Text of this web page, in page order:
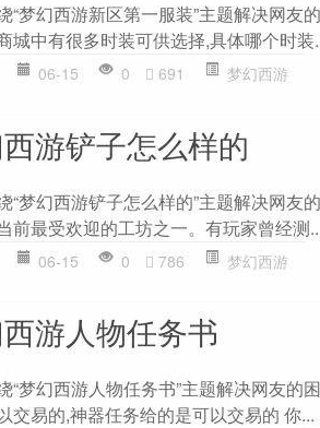
“梦幻西游新区第一服装”主题解决网
城中有很多时装可供选择,具体哪个时装
06-15 0 691 梦幻西游
游铲子怎么样的
“梦幻西游铲子怎么样的”主题解决网
前最受欢迎的工坊之一。有玩家曾经测
06-15 0 786 梦幻西游
游人物任务书
“梦幻西游人物任务书”主题解决网友
交易的,神器任务给的是可以交易的 你...